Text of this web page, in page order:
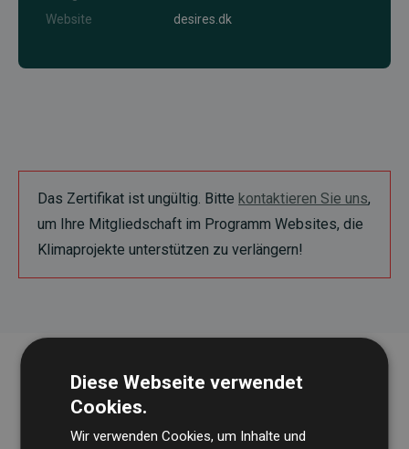
Website
desires.dk
Das Zertifikat ist ungültig. Bitte kontaktieren Sie uns,
um Ihre Mitgliedschaft im Programm Websites, die
Klimaprojekte unterstützen zu verlängern!
Diese Webseite verwendet
Cookies.
Wir verwenden Cookies, um Inhalte und